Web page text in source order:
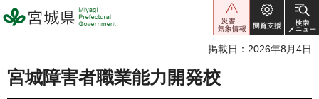
宮城県 Miyagi Prefectural
Government
掲載日：2026年8月4日
宮城障害者職業能力開発校